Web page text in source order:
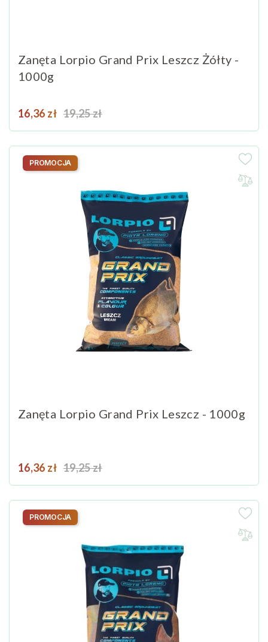
Zanęta Lorpio Grand Prix Leszcz Żółty -
1000g
Cena
16,36 zł Cena podstawowa
19,25 zł
Zanęta Lorpio Grand Prix Leszcz - 1000g
Cena
16,36 zł Cena podstawowa
19,25 zł
PROMOCJA
PROMOCJA